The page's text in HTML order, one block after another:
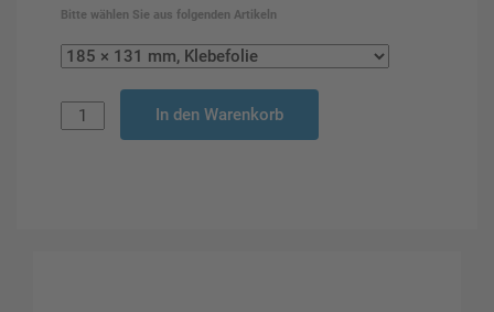
Bitte wählen Sie aus folgenden Artikeln
In den Warenkorb